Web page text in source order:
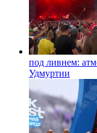
под ливнем:
Удмуртии